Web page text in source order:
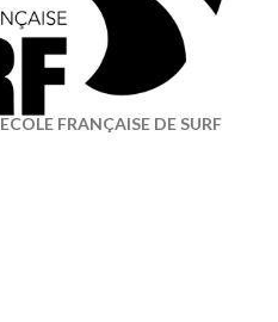
ECOLE FRANÇAISE DE SURF